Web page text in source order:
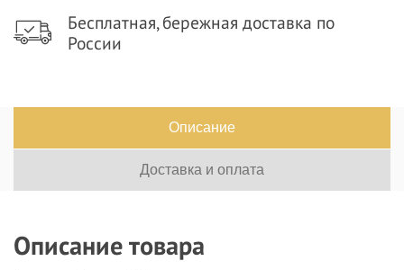
Бесплатная, бережная доставка по
России
Описание
Доставка и оплата
Описание товара